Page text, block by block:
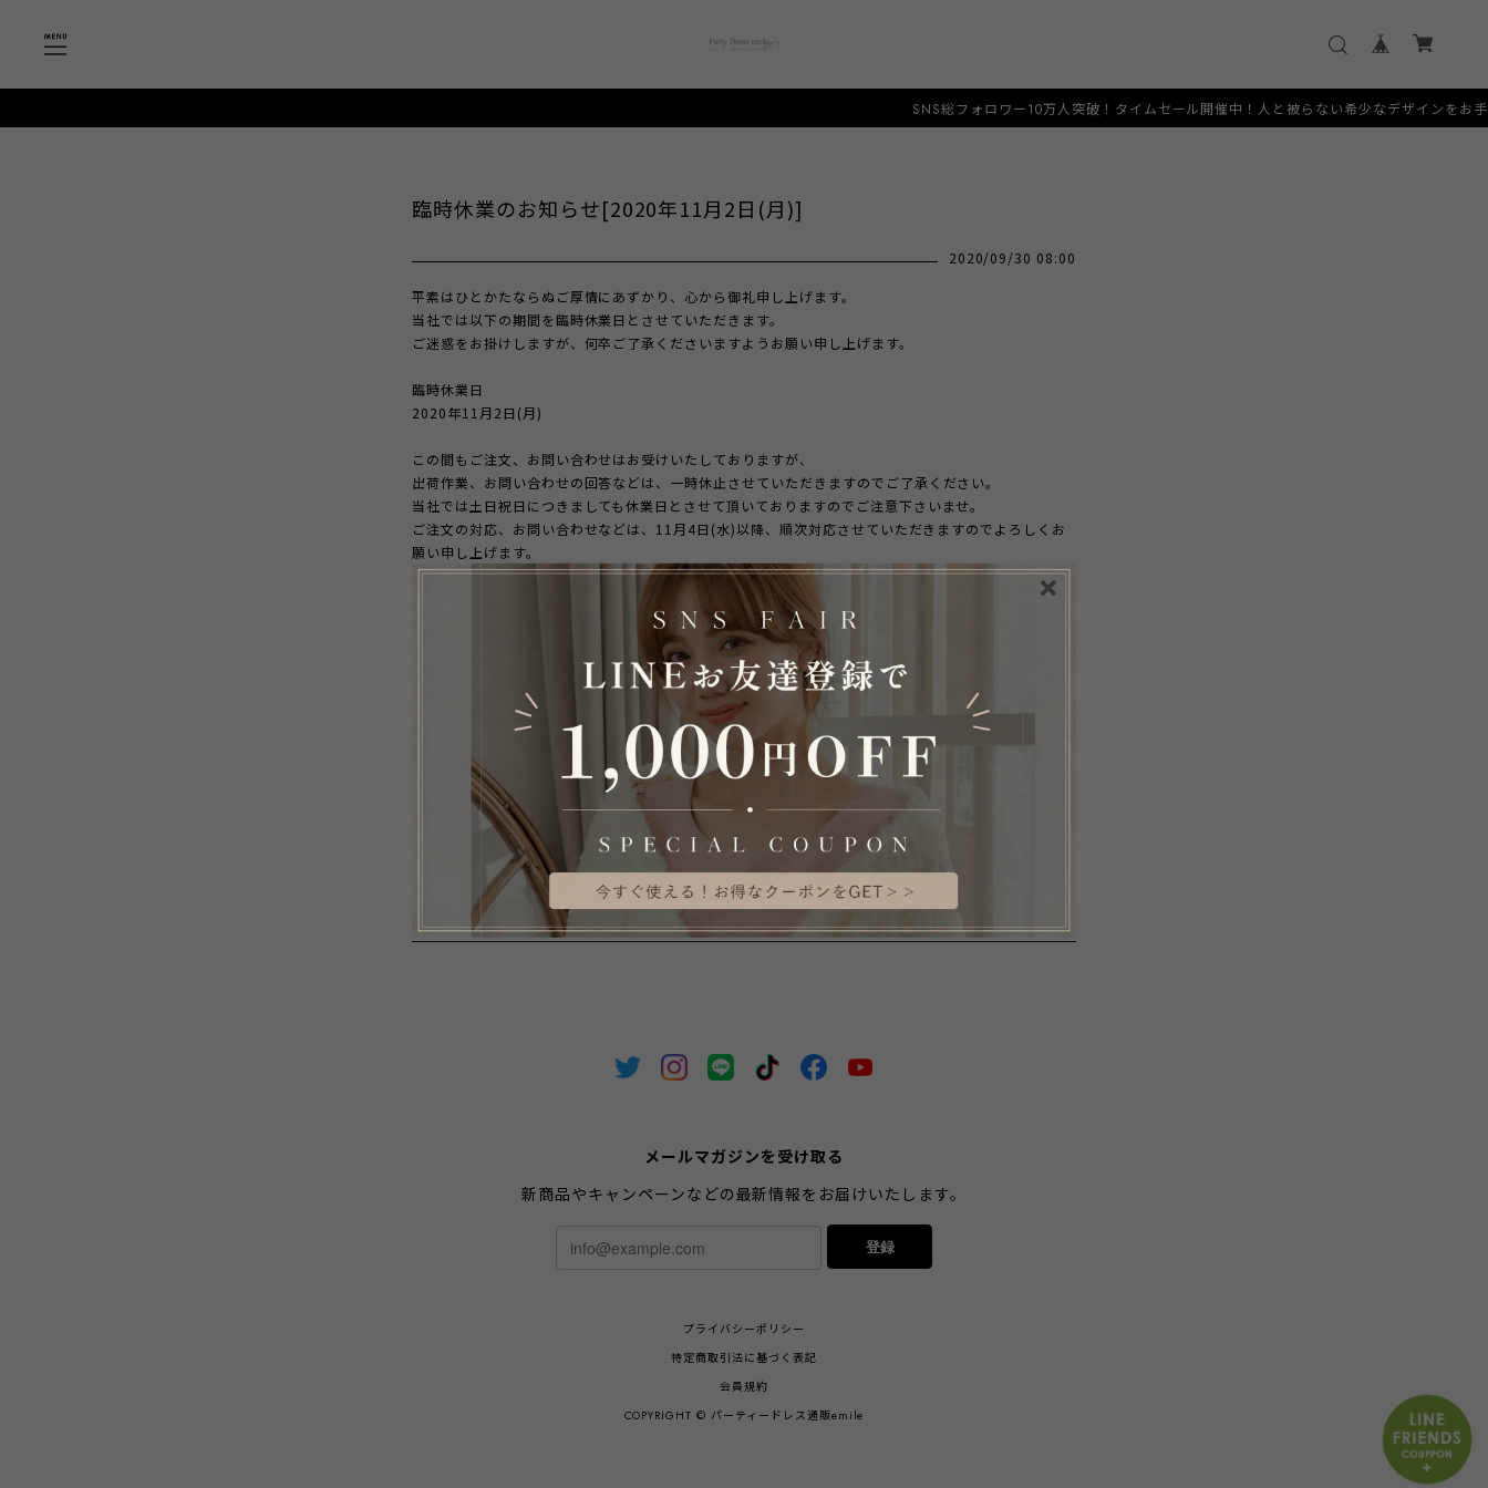
SNS総フォロワー10万人突破！タイムセール開催中！人と被らない希少なデザインをお手
臨時休業のお知らせ[2020年11月2日(月)]
2020/09/30 08:00
平素はひとかたならぬご厚情にあずかり、心から御礼申し上げます。
当社では以下の期間を臨時休業日 とさせていただきます。
ご迷惑をお掛けしますが、何卒ご了承くださいますようお願い申し上げます。
臨時休業日
2020年11月2日(月)
この間もご注文、お問い合わせはお受けいたしておりますが、
出荷作業、お問い合わせの回答などは、一時休止させていただきますのでご了承ください。
当社では土日祝日につきましても休業日とさせて頂いておりますのでご注意下さいませ。
ご注文の対応、お問い合わせなどは、11月4日(水)以降、順次対応させていただきますのでよろしくお
願い申し上げます。
以上、何卒ご理解を賜りますようよろしくお願いいたします。
お問合せにつきましては、下記までお願いいたします。
info@noah-netshop.com
【LINE公式】emile
https://line.me/R/ti/p/%40vcv8428j
ID：@vcv8428j
SHARE ON
メールマガジンを受け取る
新商品やキャンペーンなどの最新情報をお届けいたします。
登録
プライバシーポリシー
特定商取引法に基づく表記
会員規約
COPYRIGHT © パーティードレス通販emile